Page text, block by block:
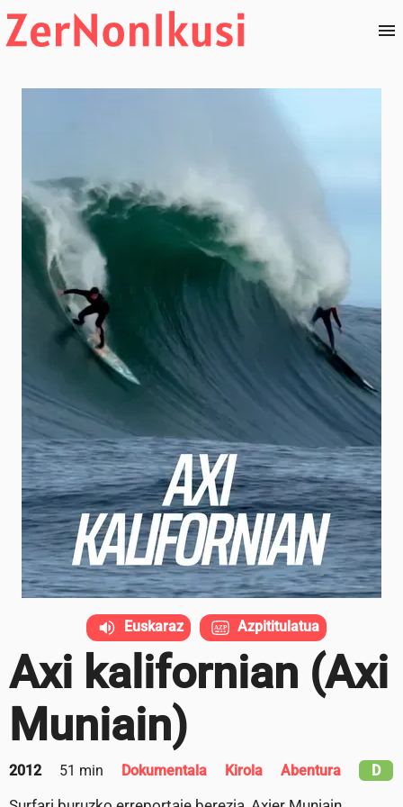
Axi kalifornian (Axi
Muniain)
2012 51 min Dokumentala Kirola Abentura D
Euskaraz Azpititulatua